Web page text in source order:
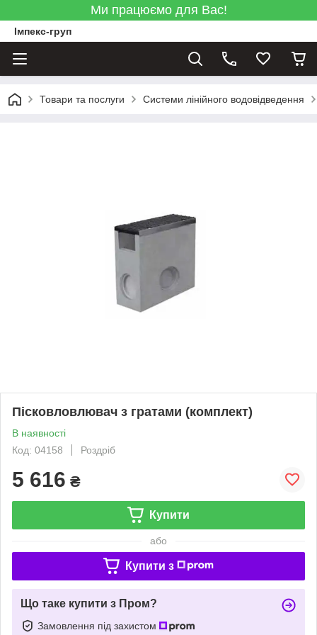
Ми працюємо для Вас!
Імпекс-груп
Товари та послуги Системи лінійного водовідведення
Пісковловлювач з гратами (комплект)
В наявності
Код: 04158
Роздріб
5 616 ₴
Купити
або
Купити з
Що таке купити з Пром?
Замовлення під захистом